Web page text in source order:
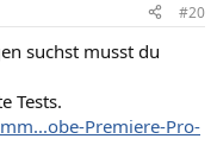
#20
suchst musst du
Tests.
Premiere-Pro-